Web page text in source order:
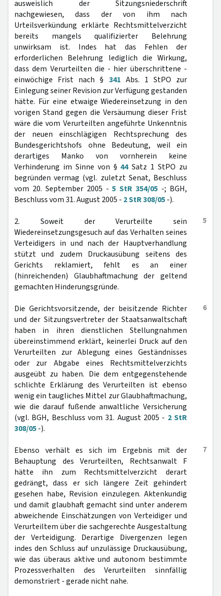
ausweislich der Sitzungsniederschrift
nachgewiesen, dass der von ihm nach
Urteilsverkündung erklärte Rechtsmittelverzicht
bereits mangels qualifizierter Belehrung
unwirksam ist. Indes hat das Fehlen der
erforderlichen Belehrung lediglich die Wirkung,
dass dem Verurteilten die - hier überschrittene -
einwöchige Frist nach § 341 Abs. 1 StPO zur
Einlegung seiner Revision zur Verfügung gestanden
hätte. Für eine etwaige Wiedereinsetzung in den
vorigen Stand gegen die Versäumung dieser Frist
wäre die vom Verurteilten angeführte Unkenntnis
der neuen einschlägigen Rechtsprechung des
Bundesgerichtshofs ohne Bedeutung, weil ein
derartiges Manko von vornherein keine
Verhinderung im Sinne von §44Satz 1 StPO zu
begründen vermag (vgl. zuletzt Senat, Beschluss
vom 20. September 2005 -5 StR 354/05 -; BGH,
Beschluss vom 31. August 2005 - 2 StR 308/05-).
5
2. Soweit der Verurteilte sein
Wiedereinsetzungsgesuch auf das Verhalten seines
Verteidigers in und nach der Hauptverhandlung
stützt und zudem Druckausübung seitens des
Gerichts reklamiert, fehlt es an einer
(hinreichenden) Glaubhaftmachung der geltend
gemachten Hinderungsgründe.
6
Die Gerichtsvorsitzende, der beisitzende Richter
und der Sitzungsvertreter der Staatsanwaltschaft
haben in ihren dienstlichen Stellungnahmen
übereinstimmend erklärt, keinerlei Druck auf den
Verurteilten zur Ablegung eines Geständnisses
oder zur Abgabe eines Rechtsmittelverzichts
ausgeübt zu haben. Die dem entgegenstehende
schlichte Erklärung des Verurteilten ist ebenso
wenig ein taugliches Mittel zur Glaubhaftmachung,
wie die darauf fußende anwaltliche Versicherung
(vgl. BGH, Beschluss vom 31. August 2005 - 2 StR
308/05-).
7
Ebenso verhält es sich im Ergebnis mit der
Behauptung des Verurteilten, Rechtsanwalt F
hätte ihn zum Rechtsmittelverzicht derart
gedrängt, dass er sich längere Zeit gehindert
gesehen habe, Revision einzulegen. Aktenkundig
und damit glaubhaft gemacht sind unter anderem
abweichende Einschätzungen von Verteidiger und
Verurteiltem über die sachgerechte Ausgestaltung
der Verteidigung. Derartige Divergenzen legen
indes den Schluss auf unzulässige Druckausübung,
wie das überaus aktive und autonom bestimmte
Prozessverhalten des Verurteilten sinnfällig
demonstriert - gerade nicht nahe.